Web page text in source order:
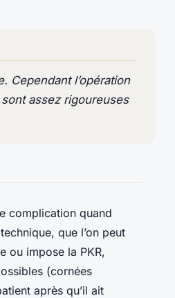
Cependant l’opération
assez rigoureuses
complication quand
que l’on peut
ou impose la PKR,
(cornées
après qu’il ait